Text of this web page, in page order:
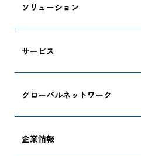
ソリューション
サービス
グローバルネットワーク
企業情報